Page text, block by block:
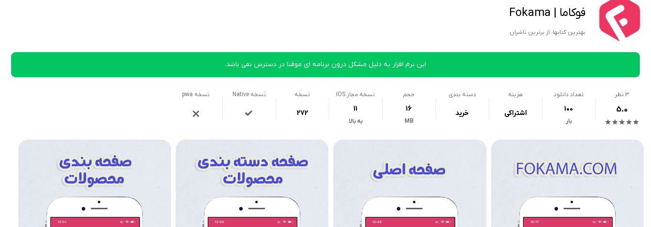
فوکاما | Fokama
بهترین کتابها، از برترین ناشران
این نرم افزار به دلیل مشکل درون برنامه ای موقتا در دسترس نمی باشد.
3 نظر
5.0
تعداد دانلود
100
بار
هزینه
اشتراکی
دسته بندی
خرید
حجم
16
MB
نسخه مجاز IOS
11
به بالا
نسخه
272
نسخه Native نسخه pwa